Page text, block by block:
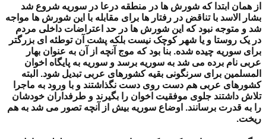
از همان ابتدا که شورش ها در منطقه درعا در سوریه شروع شد
بشار الاسد با تناقض در رفتار ها برای مقابله با این شورش ها مواجه
شد و متوجه نبود که این شورش ها در حد اعتراضات داخلی مردم
در یک روستا و یا شهر کوچک نیست بلکه پشت آن توطئه ای بزرگتر
برای سوریه چیده شده. بنا بود که موج آنچه از آن به عنوان بهار
عربی نام برده می شد به سوریه برسد و سوریه به پایگاه اخوان
المسلمین برای سرنگونی بقیه کشورهای عربی تبدیل شود. البته
کشورهای عربی هم دست روی دست نگذاشتند و با ورود به ماجرا
تلاش داشتند جلوی موفقیت اخوان را بگیرند و طرفداران خودشان
را به قدرت برسانند. اوضاع سوریه بیش از آنچه تصور می شد به هم
ریخت.